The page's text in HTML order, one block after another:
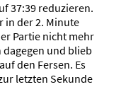
37:39 reduzieren.
in der 2. Minute
Partie nicht mehr
dagegen und blieb
den Fersen. Es
letzten Sekunde